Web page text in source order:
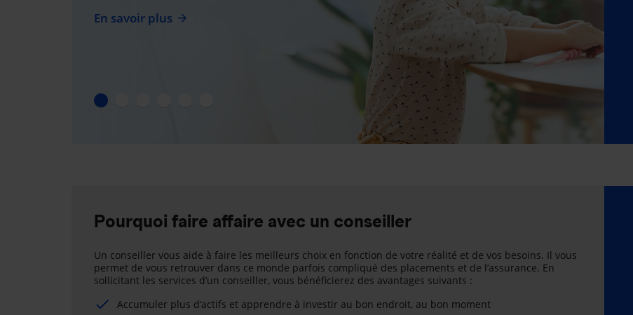
En savoir plus
Pourquoi faire affaire avec un conseiller
Un conseiller vous aide à faire les meilleurs choix en fonction de votre réalité et de vos besoins. Il vous
permet de vous retrouver dans ce monde parfois compliqué des placements et de l’assurance. En
sollicitant les services d’un conseiller, vous bénéficierez des avantages suivants :
Accumuler plus d’actifs et apprendre à investir au bon endroit, au bon moment